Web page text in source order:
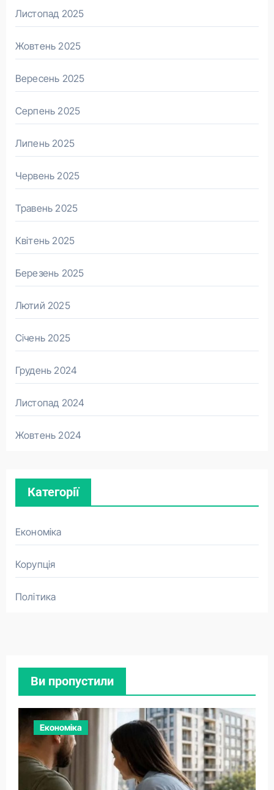
Листопад 2025
Жовтень 2025
Вересень 2025
Серпень 2025
Липень 2025
Червень 2025
Травень 2025
Квітень 2025
Березень 2025
Лютий 2025
Січень 2025
Грудень 2024
Листопад 2024
Жовтень 2024
Категорії
Економіка
Корупція
Політика
Ви пропустили
Економіка